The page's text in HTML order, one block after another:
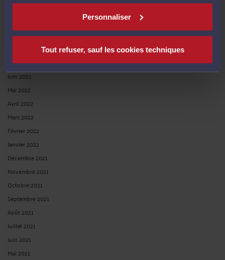
Personnaliser
Tout refuser, sauf les cookies techniques
Septembre 2022
Juillet 2022
Juin 2022
Mai 2022
Avril 2022
Mars 2022
Février 2022
Janvier 2022
Décembre 2021
Novembre 2021
Octobre 2021
Septembre 2021
Août 2021
Juillet 2021
Juin 2021
Mai 2021